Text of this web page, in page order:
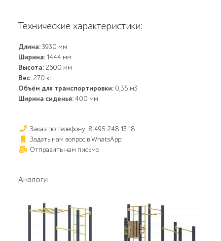
Технические характеристики:
Длина:3930 мм
Ширина:1444 мм
Высота: 2600 мм
Вес: 270 кг
Объём для транспортировки: 0,35 м3
Ширина сиденья:400 мм
Заказ по телефону: 8 495 248 13 18
Задать нам вопрос в WhatsApp
Отправить нам письмо
Аналоги